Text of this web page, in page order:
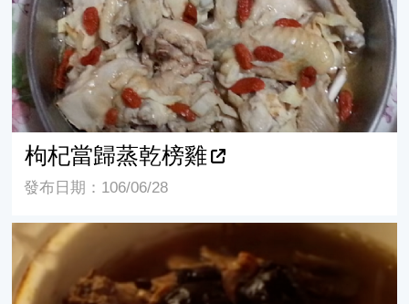
枸杞當歸蒸乾榜雞
發布日期：106/06/28
當歸湯